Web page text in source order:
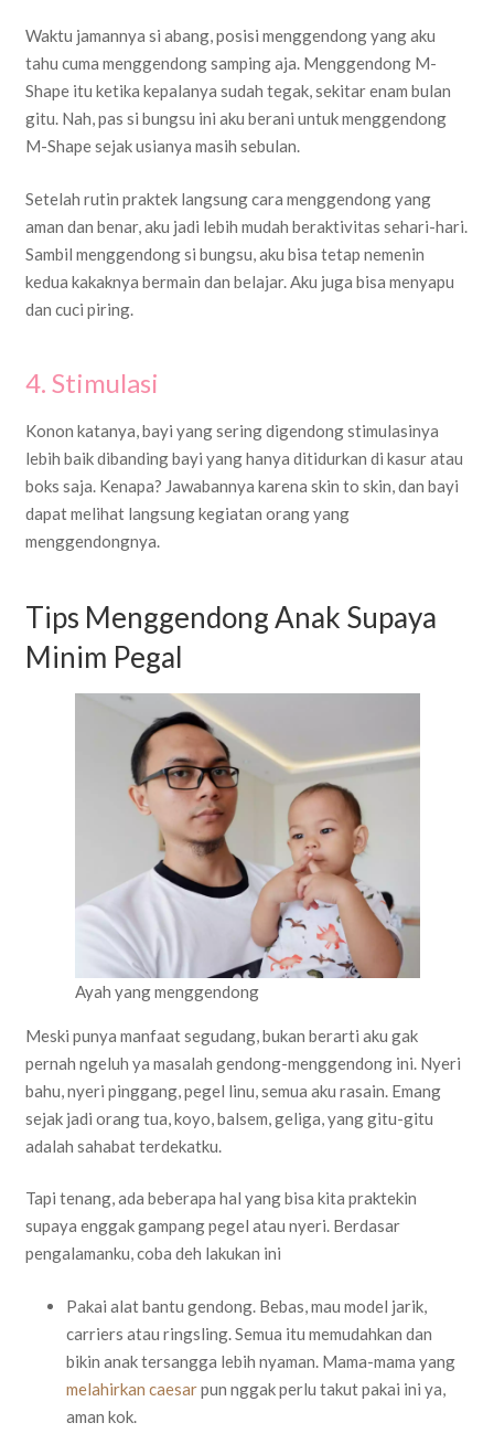
Waktu jamannya si abang, posisi menggendong yang aku
tahu cuma menggendong samping aja. Menggendong M-
Shape itu ketika kepalanya sudah tegak, sekitar enam bulan
gitu. Nah, pas si bungsu ini aku berani untuk menggendong
M-Shape sejak usianya masih sebulan.
Setelah rutin praktek langsung cara menggendong yang
aman dan benar, aku jadi lebih mudah beraktivitas sehari-hari.
Sambil menggendong si bungsu, aku bisa tetap nemenin
kedua kakaknya bermain dan belajar. Aku juga bisa menyapu
dan cuci piring.
4. Stimulasi
Konon katanya, bayi yang sering digendong stimulasinya
lebih baik dibanding bayi yang hanya ditidurkan di kasur atau
boks saja. Kenapa? Jawabannya karena skin to skin, dan bayi
dapat melihat langsung kegiatan orang yang
menggendongnya.
Tips Menggendong Anak Supaya
Minim Pegal
Ayah yang menggendong
Meski punya manfaat segudang, bukan berarti aku gak
pernah ngeluh ya masalah gendong-menggendong ini. Nyeri
bahu, nyeri pinggang, pegel linu, semua aku rasain. Emang
sejak jadi orang tua, koyo, balsem, geliga, yang gitu-gitu
adalah sahabat terdekatku.
Tapi tenang, ada beberapa hal yang bisa kita praktekin
supaya enggak gampang pegel atau nyeri. Berdasar
pengalamanku, coba deh lakukan ini
Pakai alat bantu gendong. Bebas, mau model jarik,
carriers atau ringsling. Semua itu memudahkan dan
bikin anak tersangga lebih nyaman. Mama-mama yang
melahirkan caesarpun nggak perlu takut pakai ini ya,
aman kok.